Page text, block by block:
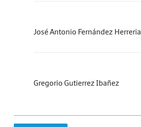
José Antonio Fernández Herreria
Gregorio Gutierrez Ibañez